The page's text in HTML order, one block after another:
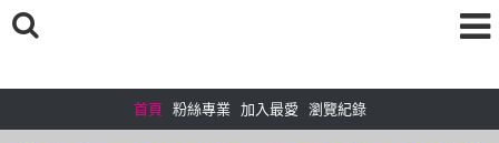
首頁 粉絲專業 加入最愛 瀏覽紀錄